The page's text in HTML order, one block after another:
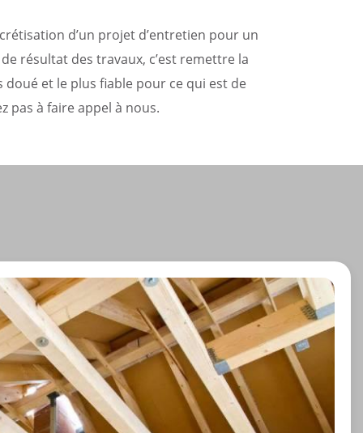
d’un projet d’entretien pour un
résultat des travaux, c’est remettre la
et le plus fiable pour ce qui est de
pas à faire appel à nous.